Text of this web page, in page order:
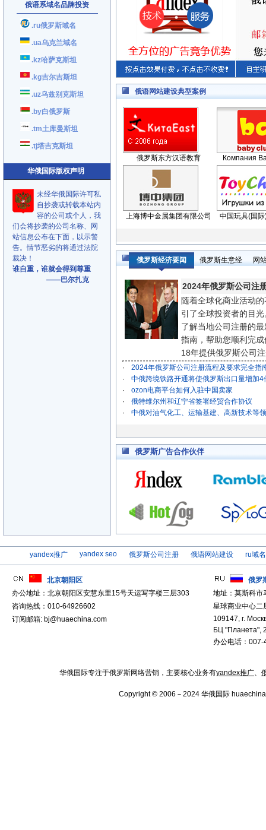
俄语系域名品牌投资
.ru俄罗斯域名
.ua乌克兰域名
.kz哈萨克斯坦
.kg吉尔吉斯坦
.uz乌兹别克斯坦
.by白俄罗斯
.tm土库曼斯坦
.tj塔吉克斯坦
华俄国际版权声明
未经华俄国际许可私
自抄袭或转载本站内
容的公司或个人，我
们会将抄袭的公司名称、网
站信息公布在下面，以示警
告。情节恶劣的将通过法院
裁决！
谁自重，谁就会得到尊重
——巴尔扎克
俄语网站建设典型案例
俄罗斯东方汉语教育 Компания
上海博中金属集团有限公司 中国玩具(国
俄罗斯经济要闻 俄罗斯生意经 网
2024年俄罗斯公司注
随着全球化商业活动
引了全球投资者的目
了解当地公司注册的
指南，帮助您顺利完
18年提供俄罗斯公司
·
2024年俄罗斯公司注册流程及要求完全指
·
中俄跨境铁路开通将使俄罗斯出口量增加4
·
ozon电商平台如何入驻中国卖家
·
俄特维尔州和辽宁省签署经贸合作协议
·
中俄对油气化工、运输基建、高新技术等
俄罗斯广告合作伙伴
yandex推广 yandex seo 俄罗斯公司注册 俄语网站建设 ru域
北京朝阳区
办公地址：北京朝阳区安慧东里15号天运写字楼三层303
咨询热线：010-64926602
订阅邮箱: bj@huaechina.com
俄罗
地址：莫斯科市
星球商业中心二
109147, г.
БЦ "Планета",
办公电话：
华俄国际专注于俄罗斯网络营销，主要核心业务有yandex推广、
Copyright © 2006－2024 华俄国际